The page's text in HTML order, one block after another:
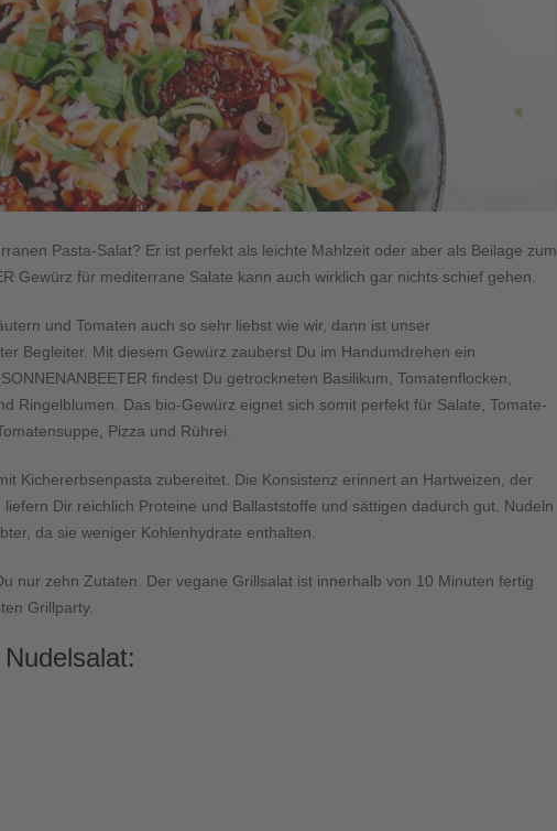
Pasta-Salat? Er ist perfekt als leichte Mahlzeit oder aber als Beilage zum
Gewürz für mediterrane Salate kann auch wirklich gar nichts schief gehen.
und Tomaten auch so sehr liebst wie wir, dann ist unser
Begleiter. Mit diesem Gewürz zauberst Du im Handumdrehen ein
findest Du getrockneten Basilikum, Tomatenflocken,
Ringelblumen. Das bio-Gewürz eignet sich somit perfekt für Salate, Tomate-
Pizza und Rührei.
Kichererbsenpasta zubereitet. Die Konsistenz erinnert an Hartweizen, der
Dir reichlich Proteine und Ballaststoffe und sättigen dadurch gut. Nudeln
da sie weniger Kohlenhydrate enthalten.
nur zehn Zutaten. Der vegane Grillsalat ist innerhalb von 10 Minuten fertig
Grillparty.